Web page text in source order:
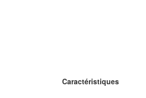
Caractéristiques